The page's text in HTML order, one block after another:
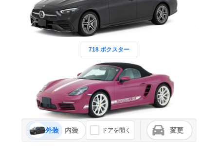
718 ボクスター
外装 内装 ドアを開く 変更